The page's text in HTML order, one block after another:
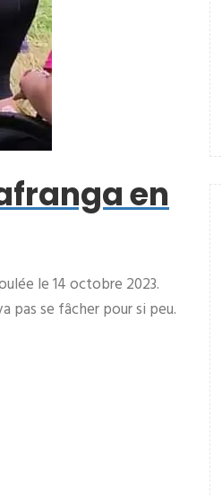
en
le 14 octobre 2023.
pas se fâcher pour si peu.